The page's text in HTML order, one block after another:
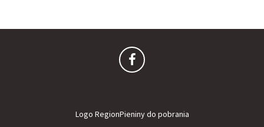
Logo RegionPieniny do pobrania